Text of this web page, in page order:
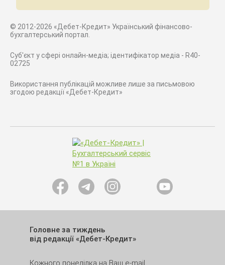
© 2012-2026 «Дебет-Кредит» Український фінансово-
бухгалтерський портал.
Суб'єкт у сфері онлайн-медіа; ідентифікатор медіа - R40-
02725
Використання публікацій можливе лише за письмовою
згодою редакції «Дебет-Кредит»
Головне за тиждень
від редакції «Дебет-Кредит»
Кожного понеділка на Ваш e-mail